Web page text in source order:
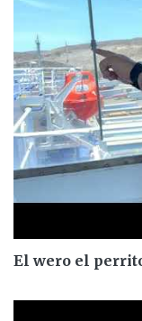
El wero el